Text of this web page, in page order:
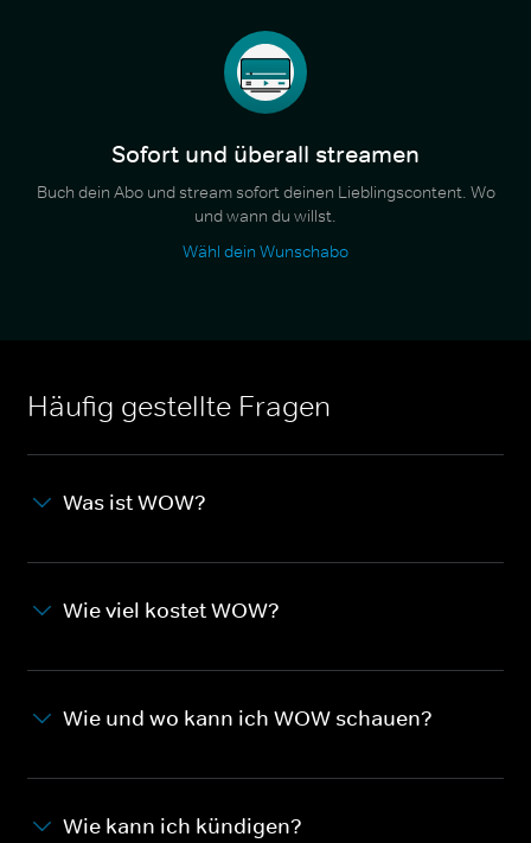
Sofort und überall streamen
Buch dein Abo und stream sofort deinen Lieblingscontent. Wo
und wann du willst.
Wähl dein Wunschabo
Häufig gestellte Fragen
Was ist WOW?
Wie viel kostet WOW?
Wie und wo kann ich WOW schauen?
Wie kann ich kündigen?